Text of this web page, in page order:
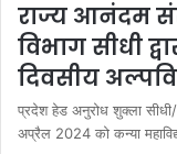
राज्य आनंदम
विभाग सीधी
दिवसीय
प्रदेश हेड अनुरोध शुक्ला
अप्रैल 2024 को कन्या